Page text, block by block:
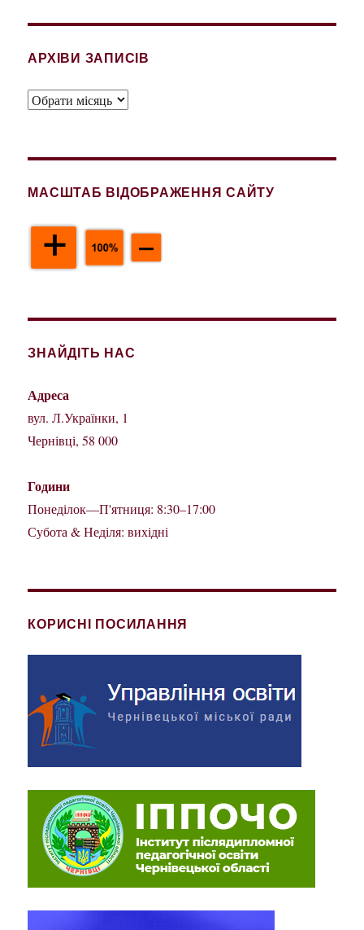
АРХІВИ ЗАПИСІВ
Архіви
МАСШТАБ ВІДОБРАЖЕННЯ САЙТУ
ЗНАЙДІТЬ НАС
Адреса
вул. Л.Українки, 1
Чернівці, 58 000
Години
Понеділок—П'ятниця: 8:30–17:00
Субота & Неділя: вихідні
КОРИСНІ ПОСИЛАННЯ